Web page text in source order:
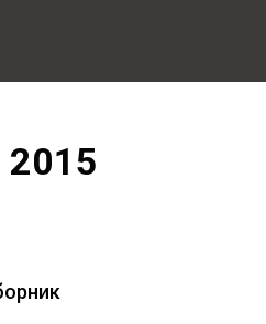
2015